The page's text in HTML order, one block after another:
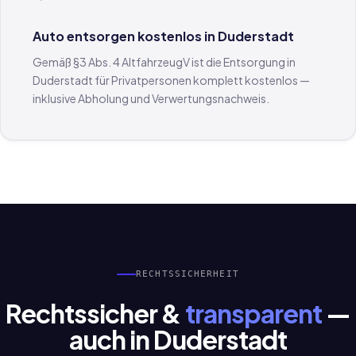
Auto entsorgen kostenlos in Duderstadt
Gemäß §3 Abs. 4 AltfahrzeugV ist die Entsorgung in
Duderstadt für Privatpersonen komplett kostenlos —
inklusive Abholung und Verwertungsnachweis.
RECHTSSICHERHEIT
Rechtssicher & transparent—
auch in Duderstadt